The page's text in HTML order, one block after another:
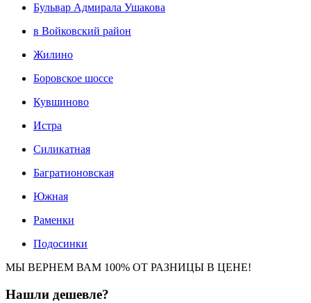
Бульвар Адмирала Ушакова
в Войковский район
Жилино
Боровское шоссе
Кувшиново
Истра
Силикатная
Багратионовская
Южная
Раменки
Подосинки
МЫ ВЕРНЕМ ВАМ 100% ОТ РАЗНИЦЫ В ЦЕНЕ!
Нашли дешевле?